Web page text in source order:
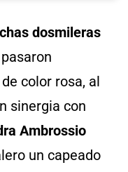
dosmileras
color rosa, al
sinergia con
Ambrossio
un capeado